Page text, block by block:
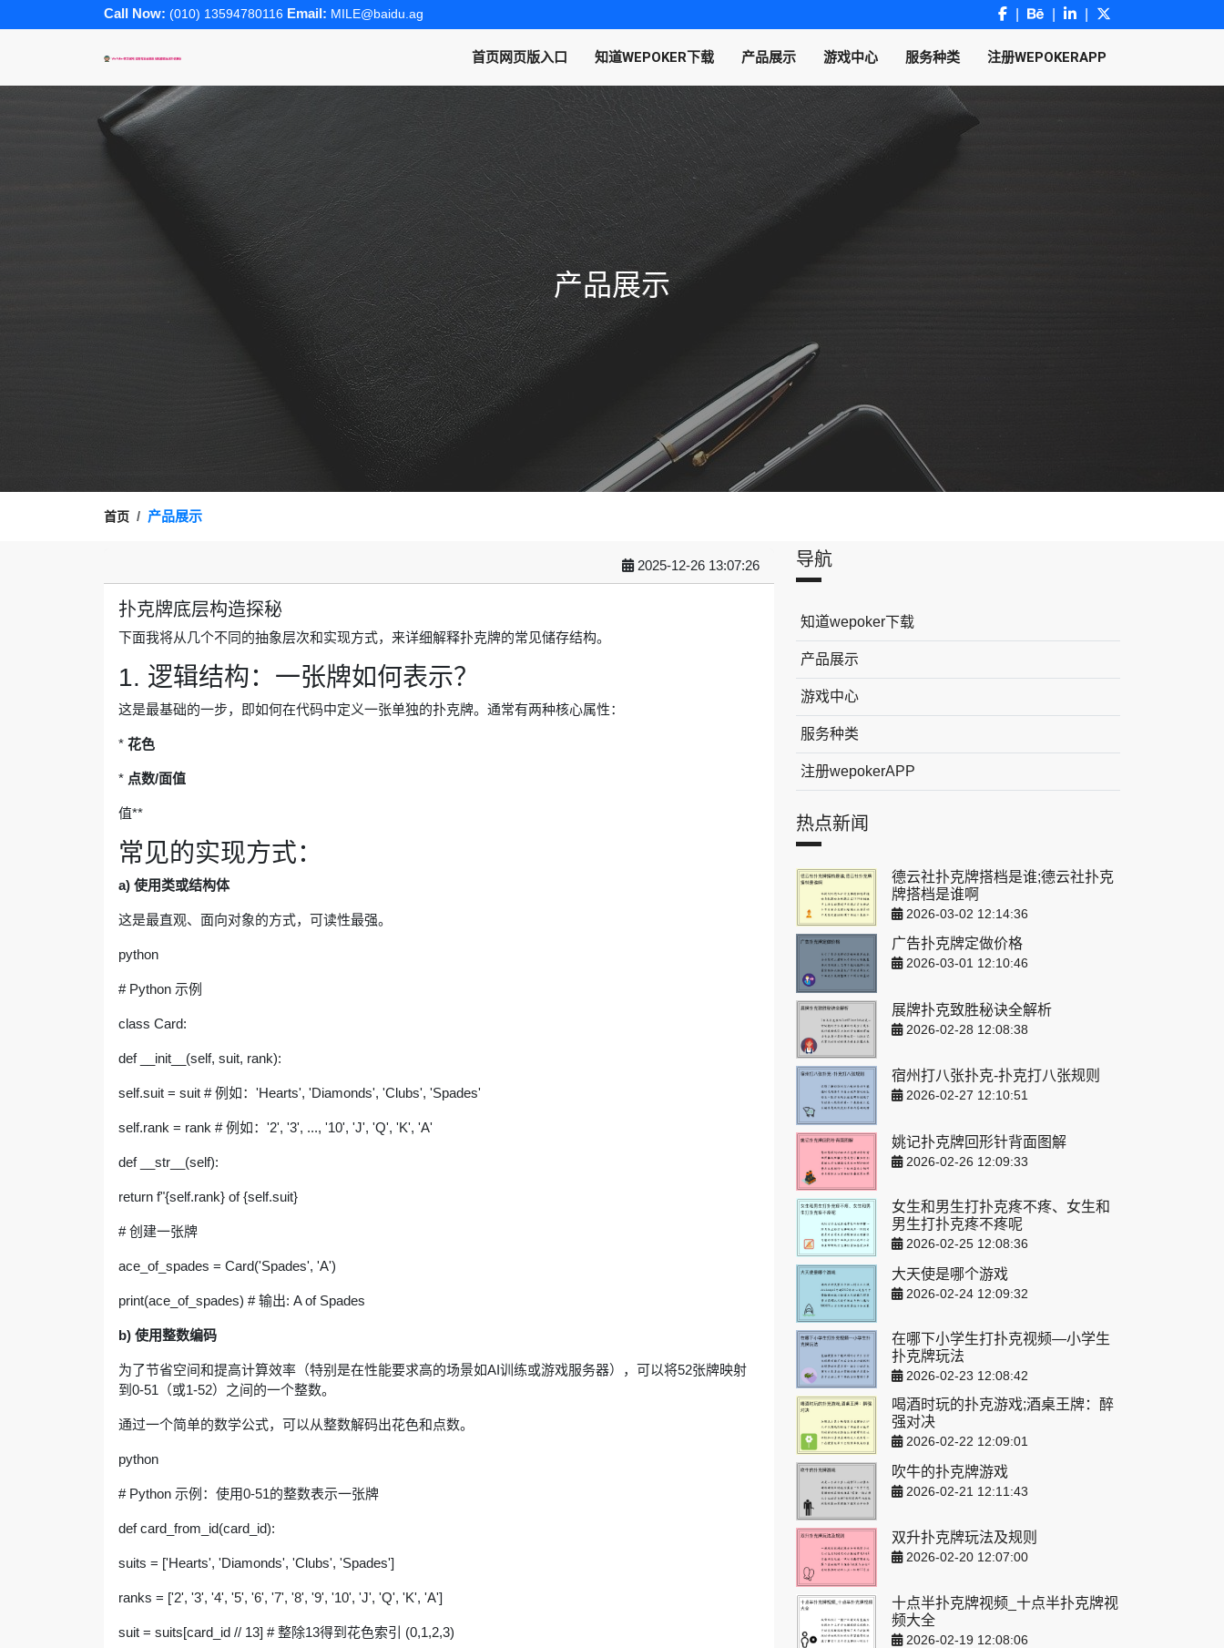
Call Now: (010) 13594780116 Email: MILE@baidu.ag
首页网页版入口 知道WEPOKER下载 产品展示 游戏中心 服务种类 注册WEPOKERAPP
产品展示
首页 产品展示
2025-12-26 13:07:26
扑克牌底层构造探秘
下面我将从几个不同的抽象层次和实现方式，来详细解释扑克牌的常见储存结构。
1. 逻辑结构：一张牌如何表示？
这是最基础的一步，即如何在代码中定义一张单独的扑克牌。通常有两种核心属性：
* 花色
* 点数/面值
值**
常见的实现方式：
a) 使用类或结构体
这是最直观、面向对象的方式，可读性最强。
python
# Python 示例
class Card:
def __init__(self, suit, rank):
self.suit = suit # 例如：'Hearts', 'Diamonds', 'Clubs', 'Spades'
self.rank = rank # 例如：'2', '3', ..., '10', 'J', 'Q', 'K', 'A'
def __str__(self):
return f"{self.rank} of {self.suit}
# 创建一张牌
ace_of_spades = Card('Spades', 'A')
print(ace_of_spades) # 输出: A of Spades
b) 使用整数编码
为了节省空间和提高计算效率（特别是在性能要求高的场景如AI训练或游戏服务器），可以将52张牌映射
到0-51（或1-52）之间的一个整数。
通过一个简单的数学公式，可以从整数解码出花色和点数。
python
# Python 示例：使用0-51的整数表示一张牌
def card_from_id(card_id):
suits = ['Hearts', 'Diamonds', 'Clubs', 'Spades']
ranks = ['2', '3', '4', '5', '6', '7', '8', '9', '10', 'J', 'Q', 'K', 'A']
suit = suits[card_id // 13] # 整除13得到花色索引 (0,1,2,3)
导航
知道wepoker下载
产品展示
游戏中心
服务种类
注册wepokerAPP
热点新闻
德云社扑克牌搭档是谁;德云社扑克
牌搭档是谁啊
2026-03-02 12:14:36
广告扑克牌定做价格
2026-03-01 12:10:46
展牌扑克致胜秘诀全解析
2026-02-28 12:08:38
宿州打八张扑克-扑克打八张规则
2026-02-27 12:10:51
姚记扑克牌回形针背面图解
2026-02-26 12:09:33
女生和男生打扑克疼不疼、女生和
男生打扑克疼不疼呢
2026-02-25 12:08:36
大天使是哪个游戏
2026-02-24 12:09:32
在哪下小学生打扑克视频—小学生
扑克牌玩法
2026-02-23 12:08:42
喝酒时玩的扑克游戏;酒桌王牌：醉
强对决
2026-02-22 12:09:01
吹牛的扑克牌游戏
2026-02-21 12:11:43
双升扑克牌玩法及规则
2026-02-20 12:07:00
十点半扑克牌视频_十点半扑克牌视
频大全
2026-02-19 12:08:06